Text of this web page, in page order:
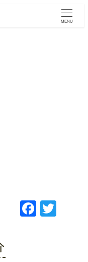
MENU
F
a
T